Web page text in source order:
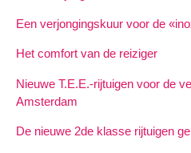
Een verjongingskuur voor de
Het comfort van de reiziger
Nieuwe T.E.E.-rijtuigen voor de
Amsterdam
De nieuwe 2de klasse rijtuigen